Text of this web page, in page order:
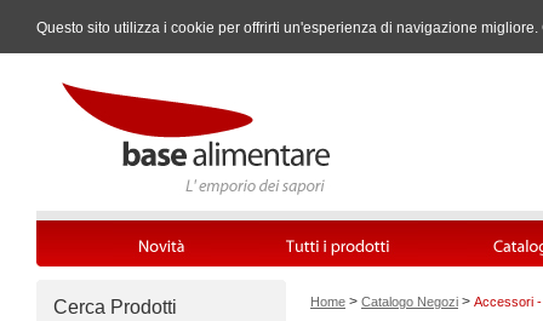
Questo sito utilizza i cookie per offrirti un'esperienza di navigazione
Cerca Prodotti Home > Catalogo Negozi > Accessori